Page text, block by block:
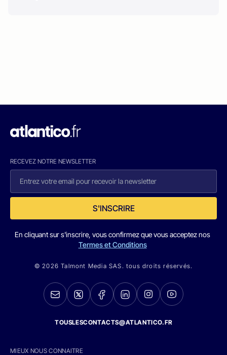
RECEVEZ NOTRE NEWSLETTER
S'INSCRIRE
En cliquant sur s'inscrire, vous confirmez que vous acceptez nos
Termes et Conditions
© 2026 Talmont Media SAS. tous droits réservés.
TOUSLESCONTACTS@ATLANTICO.FR
MIEUX NOUS CONNAITRE